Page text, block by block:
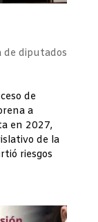
de diputados
de
a
en 2027,
de la
riesgos